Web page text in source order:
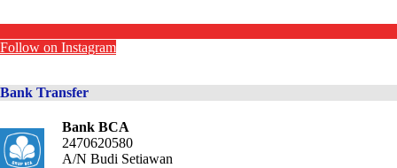
Follow on Instagram
Bank Transfer
Bank BCA
2470620580
A/N Budi Setiawan